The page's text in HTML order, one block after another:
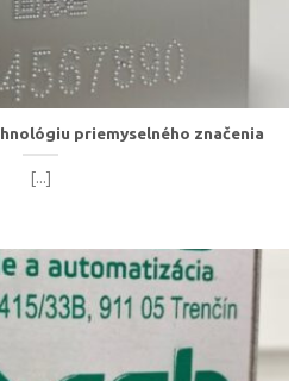
priemyselného značenia
[...]